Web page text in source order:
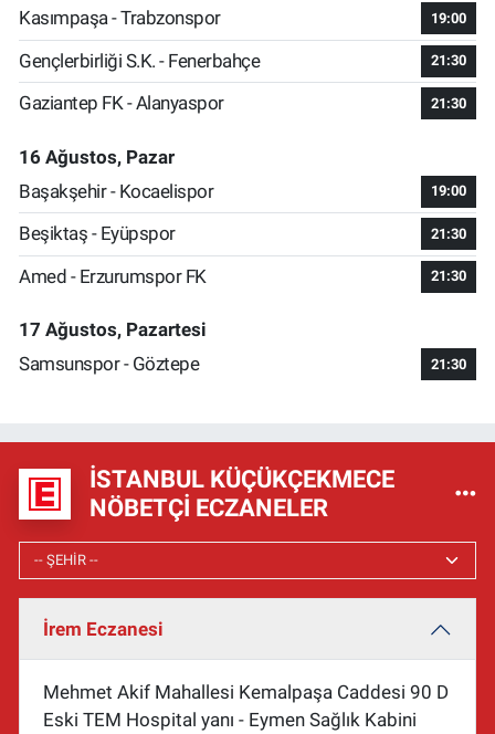
Kasımpaşa - Trabzonspor 19:00
Gençlerbirliği S.K. - Fenerbahçe 21:30
Gaziantep FK - Alanyaspor 21:30
16 Ağustos, Pazar
Başakşehir - Kocaelispor
19:00
Beşiktaş - Eyüpspor 21:30
Amed - Erzurumspor FK 21:30
17 Ağustos, Pazartesi
Samsunspor - Göztepe
21:30
İSTANBUL KÜÇÜKÇEKMECE
NÖBETÇI ECZANELER
İrem Eczanesi
Mehmet Akif Mahallesi Kemalpaşa Caddesi 90 D
Eski TEM Hospital yanı - Eymen Sağlık Kabini